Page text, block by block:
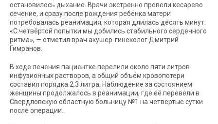
остановилось дыхание. Врачи экстренно провели кесарево
сечение, и сразу после рождения ребёнка матери
потребовалась реанимация, которая длилась десять минут.
«С четвёртой попытки мы добились стабильного сердечного
ритма», — отметил врач акушер-гинеколог Дмитрий
Гимранов.
В ходе лечения пациентке перелили около пяти литров
инфузионных растворов, а общий объём кровопотери
составил порядка 2,3 литра. Наблюдение за состоянием
женщины продолжалось в реанимации, где её перевели в
Свердловскую областную больницу №1 на четвёртые сутки
после операции.